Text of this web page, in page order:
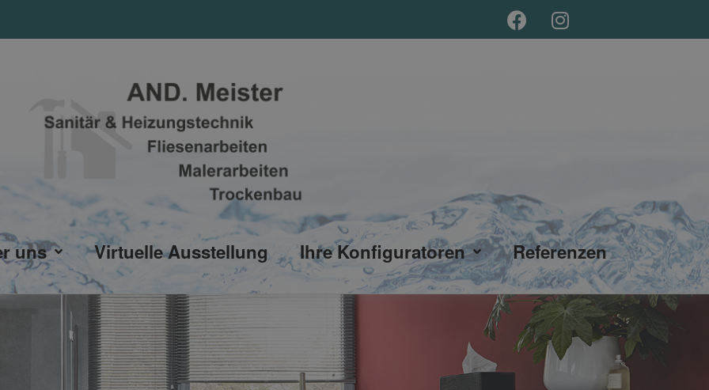
uns Virtuelle Ausstellung Ihre Konfiguratoren Referenzen